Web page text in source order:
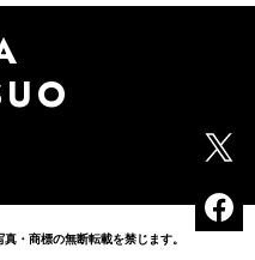
・商標の無断転載を禁じます。